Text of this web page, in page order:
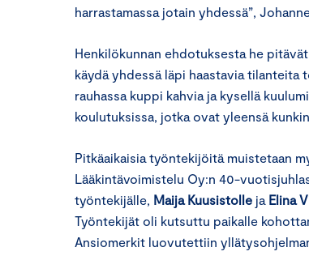
harrastamassa jotain yhdessä”,
Henkilökunnan ehdotuksesta he
käydä yhdessä läpi haastavia tilanteita
rauhassa kuppi kahvia ja kysellä
koulutuksissa, jotka ovat yleensä
Pitkäaikaisia työntekijöitä muistetaan
Lääkintävoimistelu Oy:n 40-
työntekijälle, Maija Kuusistolle ja Elina
Työntekijät oli kutsuttu paikalle
Ansiomerkit luovutettiin